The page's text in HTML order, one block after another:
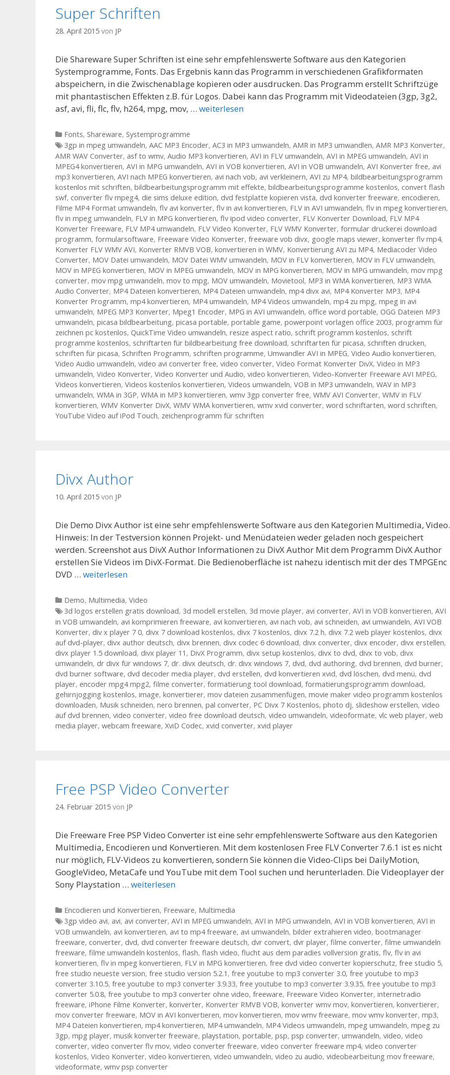
Super Schriften
28. April 2015 von JP
Die Shareware Super Schriften ist eine sehr empfehlenswerte Software aus den Kategorien
Systemprogramme, Fonts. Das Ergebnis kann das Programm in verschiedenen Grafikformaten
abspeichern, in die Zwischenablage kopieren oder ausdrucken. Das Programm erstellt Schriftzüge
mit phantastischen Effekten z.B. für Logos. Dabei kann das Programm mit Videodateien (3gp, 3g2,
asf, avi, fli, flc, flv, h264, mpg, mov, … weiterlesen
Kategorien
Fonts, Shareware, Systemprogramme
Tags
3gp in mpeg umwandeln, AAC MP3 Encoder, AC3 in MP3 umwandeln, AMR in MP3 umwandlen, AMR MP3 Konverter,
AMR WAV Converter, asf to wmv, Audio MP3 konvertieren, AVI in FLV umwandeln, AVI in MPEG umwandeln, AVI in
MPEG4 konvertieren, AVI in MPG umwandeln, AVI in VOB konvertieren, AVI in VOB umwandeln, AVI Konverter free, avi
mp3 konvertieren, AVI nach MPEG konvertieren, avi nach vob, avi verkleinern, AVI zu MP4, bildbearbeitungsprogramm
kostenlos mit schriften, bildbearbeitungsprogramm mit effekte, bildbearbeitungsprogramme kostenlos, convert flash
swf, converter flv mpeg4, die sims deluxe edition, dvd festplatte kopieren vista, dvd konverter freeware, encodieren,
Filme MP4 Format umwandeln, flv avi konverter, flv in avi konvertieren, FLV in AVI umwandeln, flv in mpeg konvertieren,
flv in mpeg umwandeln, FLV in MPG konvertieren, flv ipod video converter, FLV Konverter Download, FLV MP4
Konverter Freeware, FLV MP4 umwandeln, FLV Video Konverter, FLV WMV Konverter, formular druckerei download
programm, formularsoftware, Freeware Video Konverter, freeware vob divx, google maps viewer, konverter flv mp4,
Konverter FLV WMV AVI, Konverter RMVB VOB, konvertieren in WMV, Konvertierung AVI zu MP4, Mediacoder Video
Converter, MOV Datei umwandeln, MOV Datei WMV umwandeln, MOV in FLV konvertieren, MOV in FLV umwandeln,
MOV in MPEG konvertieren, MOV in MPEG umwandeln, MOV in MPG konvertieren, MOV in MPG umwandeln, mov mpg
converter, mov mpg umwandeln, mov to mpg, MOV umwandeln, Movietool, MP3 in WMA konvertieren, MP3 WMA
Audio Converter, MP4 Dateien konvertieren, MP4 Dateien umwandeln, mp4 divx avi, MP4 Konverter MP3, MP4
Konverter Programm, mp4 konvertieren, MP4 umwandeln, MP4 Videos umwandeln, mp4 zu mpg, mpeg in avi
umwandeln, MPEG MP3 Konverter, Mpeg1 Encoder, MPG in AVI umwandeln, office word portable, OGG Dateien MP3
umwandeln, picasa bildbearbeitung, picasa portable, portable game, powerpoint vorlagen office 2003, programm für
zeichnen pc kostenlos, QuickTime Video umwandeln, resize aspect ratio, schrift programm kostenlos, schrift
programme kostenlos, schriftarten für bildbearbeitung free download, schriftarten für picasa, schriften drucken,
schriften für picasa, Schriften Programm, schriften programme, Umwandler AVI in MPEG, Video Audio konvertieren,
Video Audio umwandeln, video avi converter free, video converter, Video Format Konverter DivX, Video in MP3
umwandeln, Video Konverter, Video Konverter und Audio, video konvertieren, Video-Konverter Freeware AVI MPEG,
Videos konvertieren, Videos kostenlos konvertieren, Videos umwandeln, VOB in MP3 umwandeln, WAV in MP3
umwandeln, WMA in 3GP, WMA in MP3 konvertieren, wmv 3gp converter free, WMV AVI Converter, WMV in FLV
konvertieren, WMV Konverter DivX, WMV WMA konvertieren, wmv xvid converter, word schriftarten, word schriften,
YouTube Video auf iPod Touch, zeichenprogramm für schriften
Divx Author
10. April 2015 von JP
Die Demo Divx Author ist eine sehr empfehlenswerte Software aus den Kategorien Multimedia, Video.
Hinweis: In der Testversion können Projekt- und Menüdateien weder geladen noch gespeichert
werden. Screenshot aus DivX Author Informationen zu DivX Author Mit dem Programm DivX Author
erstellen Sie Videos im DivX-Format. Die Bedienoberfläche ist nahezu identisch mit der des TMPGEnc
DVD … weiterlesen
Kategorien
Demo, Multimedia, Video
Tags
3d logos erstellen gratis download, 3d modell erstellen, 3d movie player, avi converter, AVI in VOB konvertieren, AVI
in VOB umwandeln, avi komprimieren freeware, avi konvertieren, avi nach vob, avi schneiden, avi umwandeln, AVI VOB
Konverter, div x player 7 0, divx 7 download kostenlos, divx 7 kostenlos, divx 7.2 h, divx 7.2 web player kostenlos, divx
auf dvd-player, divx author deutsch, divx brennen, divx codec 6 download, divx converter, divx encoder, divx erstellen,
divx player 1.5 download, divx player 11 , DivX Programm, divx setup kostenlos, divx to dvd, divx to vob, divx
umwandeln, dr divx für windows 7, dr. divx deutsch, dr. divx windows 7, dvd, dvd authoring, dvd brennen, dvd burner,
dvd burner software, dvd decoder media player, dvd erstellen, dvd konvertieren xvid, dvd löschen, dvd menü, dvd
player, encoder mpg4 mpg2, filme converter, formatierung tool download, formatierungsprogramm download,
gehirnjogging kostenlos, image, konvertierer, mov dateien zusammenfügen, movie maker video programm kostenlos
downloaden, Musik schneiden, nero brennen, pal converter, PC Divx 7 Kostenlos, photo dj, slideshow erstellen, video
auf dvd brennen, video converter, video free download deutsch, video umwandeln, videoformate, vlc web player, web
media player, webcam freeware, XviD Codec, xvid converter, xvid player
Free PSP Video Converter
24. Februar 2015 von JP
Die Freeware Free PSP Video Converter ist eine sehr empfehlenswerte Software aus den Kategorien
Multimedia, Encodieren und Konvertieren. Mit dem kostenlosen Free FLV Converter 7.6.1 ist es nicht
nur möglich, FLV-Videos zu konvertieren, sondern Sie können die Video-Clips bei DailyMotion,
GoogleVideo, MetaCafe und YouTube mit dem Tool suchen und herunterladen. Die Videoplayer der
Sony Playstation … weiterlesen
Kategorien
Encodieren und Konvertieren, Freeware, Multimedia
Tags
3gp video avi, avi, avi converter, AVI in MPEG umwandeln, AVI in MPG umwandeln, AVI in VOB konvertieren, AVI in
VOB umwandeln, avi konvertieren, avi to mp4 freeware, avi umwandeln, bilder extrahieren video, bootmanager
freeware, converter, dvd, dvd converter freeware deutsch, dvr convert, dvr player, filme converter, filme umwandeln
freeware, filme umwandeln kostenlos, flash, flash video, flucht aus dem paradies vollversion gratis, flv, flv in avi
konvertieren, flv in mpeg konvertieren, FLV in MPG konvertieren, free dvd video converter kopierschutz, free studio 5,
free studio neueste version, free studio version 5.2.1 , free youtube to mp3 converter 3.0, free youtube to mp3
converter 3.10.5, free youtube to mp3 converter 3.9.33, free youtube to mp3 converter 3.9.35, free youtube to mp3
converter 5.0.8, free youtube to mp3 converter ohne video, freeware, Freeware Video Konverter, internetradio
freeware, iPhone Filme Konverter, konverter, Konverter RMVB VOB, konverter wmv mov, konvertieren, konvertierer,
mov converter freeware, MOV in AVI konvertieren, mov konvertieren, mov wmv freeware, mov wmv konverter, mp3,
MP4 Dateien konvertieren, mp4 konvertieren, MP4 umwandeln, MP4 Videos umwandeln, mpeg umwandeln, mpeg zu
3gp, mpg player, musik konverter freeware, playstation, portable, psp, psp converter, umwandeln, video, video
converter, video converter flv mov, video converter freeware, video converter freeware mp4, video converter
kostenlos, Video Konverter, video konvertieren, video umwandeln, video zu audio, videobearbeitung mov freeware,
videoformate, wmv psp converter